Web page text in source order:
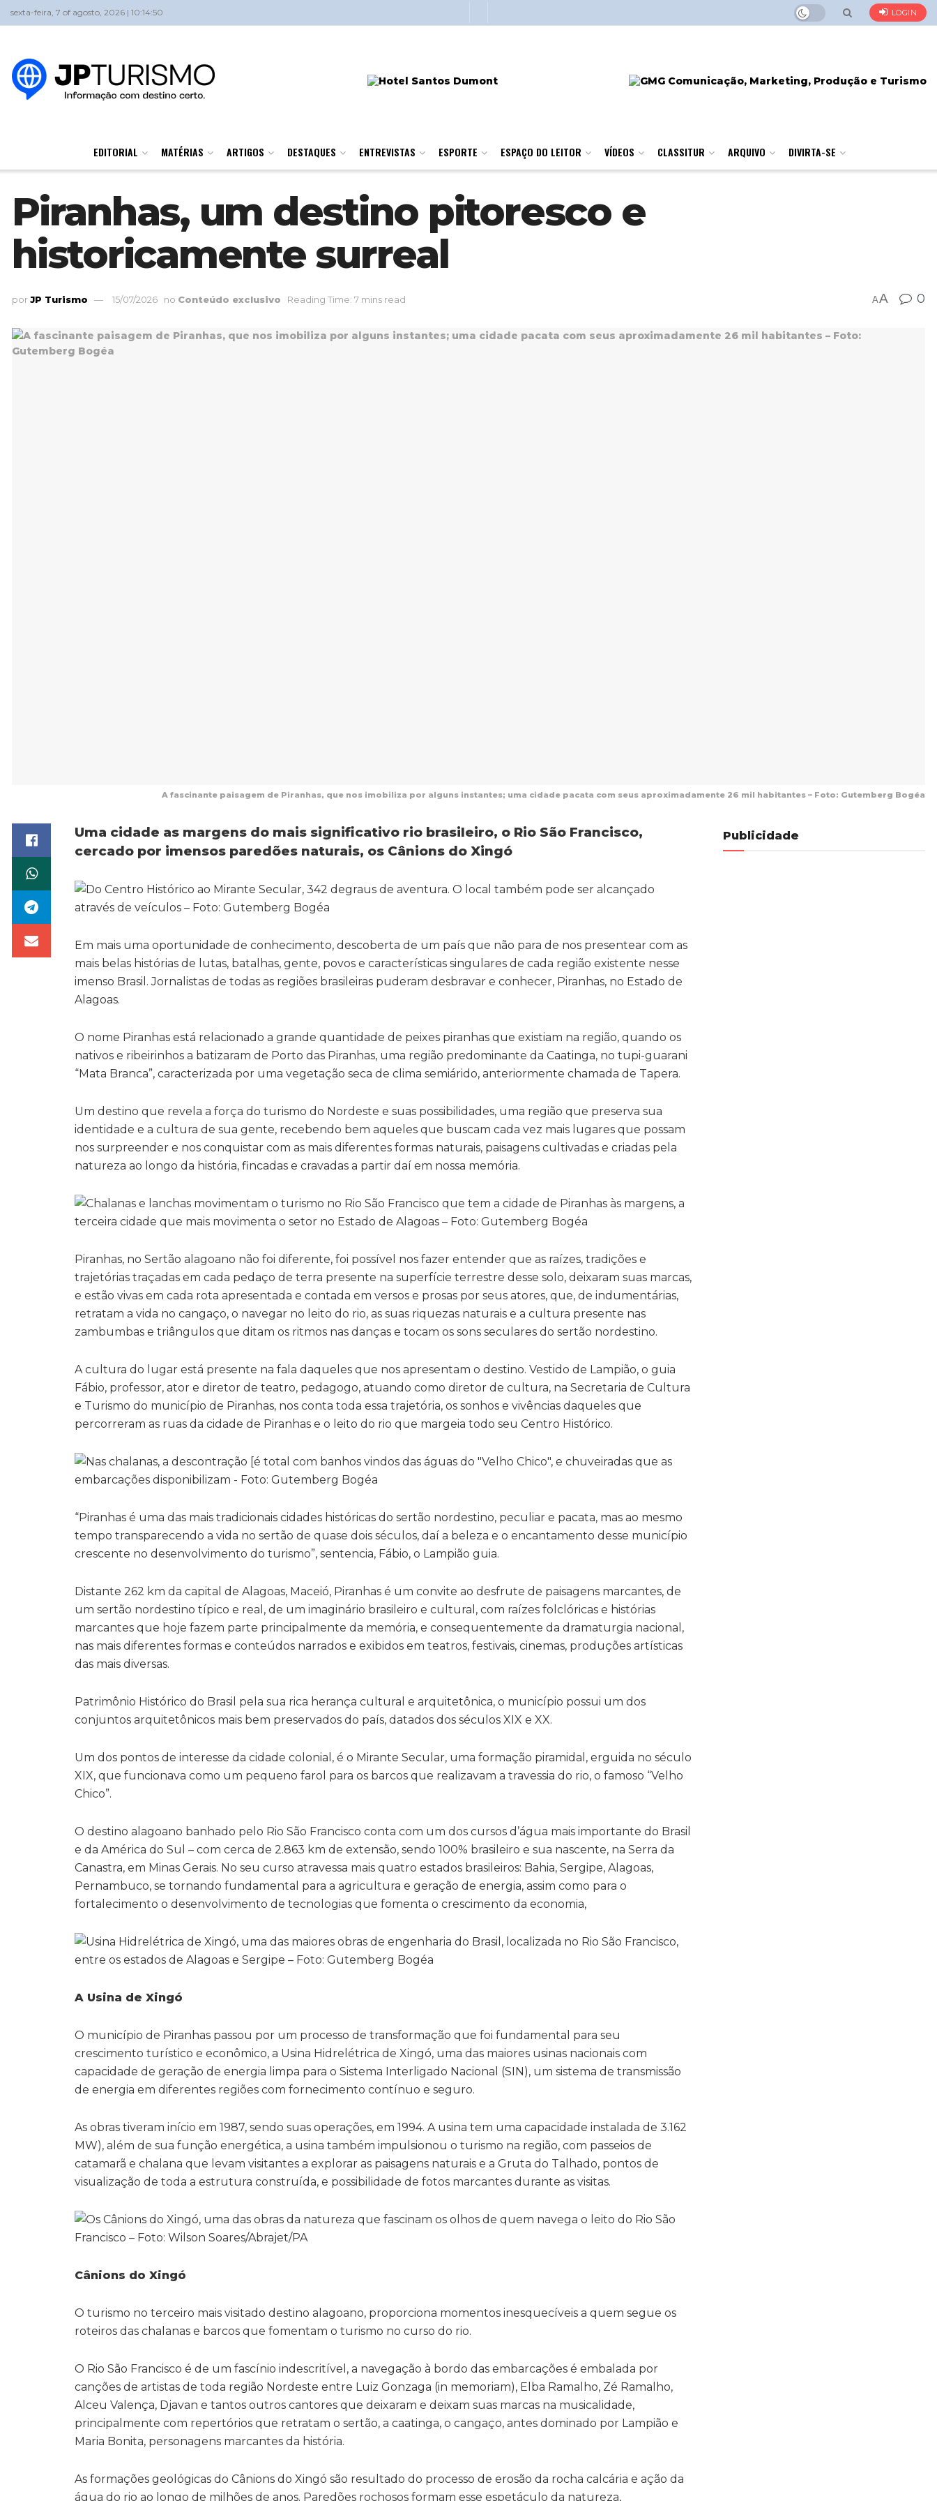
sexta-feira, 7 of agosto, 2026 | 10:14:50 LOGIN
EDITORIAL MATÉRIAS ARTIGOS DESTAQUES ENTREVISTAS ESPORTE ESPAÇO DO LEITOR VÍDEOS CLASSITUR ARQUIVO DIVIRTA-SE
Piranhas, um destino pitoresco e
historicamente surreal
porJP Turismo 15/07/2026 no Conteúdo exclusivo Reading Time: 7 mins read AA 0
A fascinante paisagem de Piranhas, que nos imobiliza por alguns instantes; uma cidade pacata com seus aproximadamente 26 mil habitantes – Foto: Gutemberg Bogéa
Uma cidade as margens do mais significativo rio brasileiro, o Rio São Francisco,
cercado por imensos paredões naturais, os Cânions do Xingó
Em mais uma oportunidade de conhecimento, descoberta de um país que não para de nos presentear com as
mais belas histórias de lutas, batalhas, gente, povos e características singulares de cada região existente nesse
imenso Brasil. Jornalistas de todas as regiões brasileiras puderam desbravar e conhecer, Piranhas, no Estado de
Alagoas.
O nome Piranhas está relacionado a grande quantidade de peixes piranhas que existiam na região, quando os
nativos e ribeirinhos a batizaram de Porto das Piranhas, uma região predominante da Caatinga, no tupi-guarani
“Mata Branca”, caracterizada por uma vegetação seca de clima semiárido, anteriormente chamada de Tapera.
Um destino que revela a força do turismo do Nordeste e suas possibilidades, uma região que preserva sua
identidade e a cultura de sua gente, recebendo bem aqueles que buscam cada vez mais lugares que possam
nos surpreender e nos conquistar com as mais diferentes formas naturais, paisagens cultivadas e criadas pela
natureza ao longo da história, fincadas e cravadas a partir daí em nossa memória.
Piranhas, no Sertão alagoano não foi diferente, foi possível nos fazer entender que as raízes, tradições e
trajetórias traçadas em cada pedaço de terra presente na superfície terrestre desse solo, deixaram suas marcas,
e estão vivas em cada rota apresentada e contada em versos e prosas por seus atores, que, de indumentárias,
retratam a vida no cangaço, o navegar no leito do rio, as suas riquezas naturais e a cultura presente nas
zambumbas e triângulos que ditam os ritmos nas danças e tocam os sons seculares do sertão nordestino.
A cultura do lugar está presente na fala daqueles que nos apresentam o destino. Vestido de Lampião, o guia
Fábio, professor, ator e diretor de teatro, pedagogo, atuando como diretor de cultura, na Secretaria de Cultura
e Turismo do município de Piranhas, nos conta toda essa trajetória, os sonhos e vivências daqueles que
percorreram as ruas da cidade de Piranhas e o leito do rio que margeia todo seu Centro Histórico.
“Piranhas é uma das mais tradicionais cidades históricas do sertão nordestino, peculiar e pacata, mas ao mesmo
tempo transparecendo a vida no sertão de quase dois séculos, daí a beleza e o encantamento desse município
crescente no desenvolvimento do turismo”, sentencia, Fábio, o Lampião guia.
Distante 262 km da capital de Alagoas, Maceió, Piranhas é um convite ao desfrute de paisagens marcantes, de
um sertão nordestino típico e real, de um imaginário brasileiro e cultural, com raízes folclóricas e histórias
marcantes que hoje fazem parte principalmente da memória, e consequentemente da dramaturgia nacional,
nas mais diferentes formas e conteúdos narrados e exibidos em teatros, festivais, cinemas, produções artísticas
das mais diversas.
Patrimônio Histórico do Brasil pela sua rica herança cultural e arquitetônica, o município possui um dos
conjuntos arquitetônicos mais bem preservados do país, datados dos séculos XIX e XX.
Um dos pontos de interesse da cidade colonial, é o Mirante Secular, uma formação piramidal, erguida no século
XIX, que funcionava como um pequeno farol para os barcos que realizavam a travessia do rio, o famoso “Velho
Chico”.
O destino alagoano banhado pelo Rio São Francisco conta com um dos cursos d’água mais importante do Brasil
e da América do Sul – com cerca de 2.863 km de extensão, sendo 100% brasileiro e sua nascente, na Serra da
Canastra, em Minas Gerais. No seu curso atravessa mais quatro estados brasileiros: Bahia, Sergipe, Alagoas,
Pernambuco, se tornando fundamental para a agricultura e geração de energia, assim como para o
fortalecimento o desenvolvimento de tecnologias que fomenta o crescimento da economia,
A Usina de Xingó
O município de Piranhas passou por um processo de transformação que foi fundamental para seu
crescimento turístico e econômico, a Usina Hidrelétrica de Xingó, uma das maiores usinas nacionais com
capacidade de geração de energia limpa para o Sistema Interligado Nacional (SIN), um sistema de transmissão
de energia em diferentes regiões com fornecimento contínuo e seguro.
As obras tiveram início em 1987, sendo suas operações, em 1994. A usina tem uma capacidade instalada de 3.162
MW), além de sua função energética, a usina também impulsionou o turismo na região, com passeios de
catamarã e chalana que levam visitantes a explorar as paisagens naturais e a Gruta do Talhado, pontos de
visualização de toda a estrutura construída, e possibilidade de fotos marcantes durante as visitas.
Cânions do Xingó
O turismo no terceiro mais visitado destino alagoano, proporciona momentos inesquecíveis a quem segue os
roteiros das chalanas e barcos que fomentam o turismo no curso do rio.
O Rio São Francisco é de um fascínio indescritível, a navegação à bordo das embarcações é embalada por
canções de artistas de toda região Nordeste entre Luiz Gonzaga (in memoriam), Elba Ramalho, Zé Ramalho,
Alceu Valença, Djavan e tantos outros cantores que deixaram e deixam suas marcas na musicalidade,
principalmente com repertórios que retratam o sertão, a caatinga, o cangaço, antes dominado por Lampião e
Maria Bonita, personagens marcantes da história.
As formações geológicas do Cânions do Xingó são resultado do processo de erosão da rocha calcária e ação da
água do rio ao longo de milhões de anos. Paredões rochosos formam esse espetáculo da natureza,
Publicidade